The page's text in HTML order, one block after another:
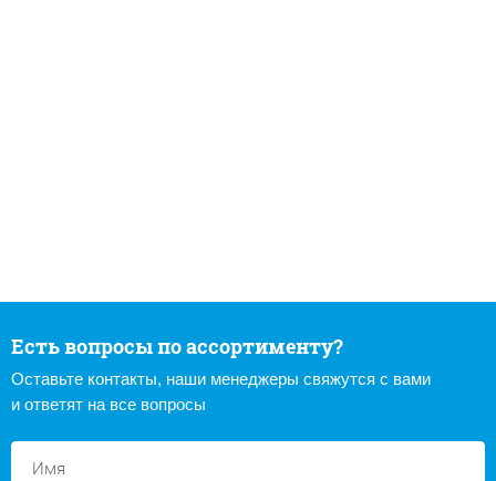
Есть вопросы по ассортименту?
Оставьте контакты, наши менеджеры свяжутся с вами
и ответят на все вопросы